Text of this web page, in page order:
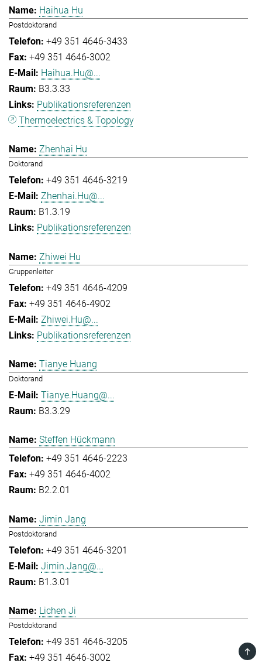
Haihua Hu
Postdoktorand
+49 351 4646-3433
+49 351 4646-3002
Haihua.Hu@...
B3.3.33
Publikationsreferenzen
Thermoelectrics & Topology
Zhenhai Hu
Doktorand
+49 351 4646-3219
Zhenhai.Hu@...
B1.3.19
Publikationsreferenzen
Zhiwei Hu
Gruppenleiter
+49 351 4646-4209
+49 351 4646-4902
Zhiwei.Hu@...
Publikationsreferenzen
Tianye Huang
Doktorand
Tianye.Huang@...
B3.3.29
Steffen Hückmann
+49 351 4646-2223
+49 351 4646-4002
B2.2.01
Jimin Jang
Postdoktorand
+49 351 4646-3201
Jimin.Jang@...
B1.3.01
Lichen Ji
Postdoktorand
+49 351 4646-3205
+49 351 4646-3002
TOP